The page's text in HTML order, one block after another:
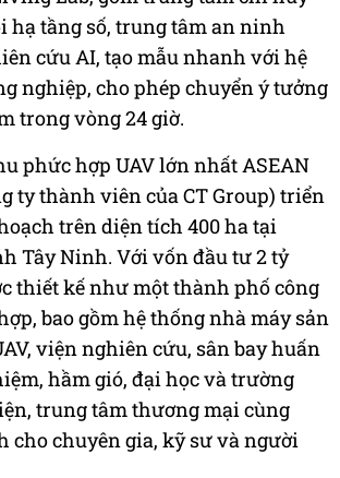
hạ tầng số, trung tâm an ninh
cứu AI, tạo mẫu nhanh với hệ
nghiệp, cho phép chuyển ý tưởng
trong vòng 24 giờ.
phức hợp UAV lớn nhất ASEAN
ty thành viên của CT Group) triển
trên diện tích 400 ha tại
Tây Ninh. Với vốn đầu tư 2 tỷ
thiết kế như một thành phố công
bao gồm hệ thống nhà máy sản
viện nghiên cứu, sân bay huấn
hầm gió, đại học và trường
trung tâm thương mại cùng
cho chuyên gia, kỹ sư và người